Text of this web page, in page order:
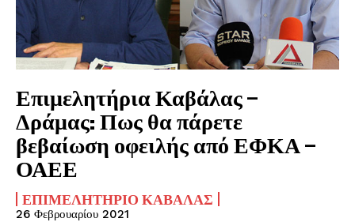
Επιμελητήρια Καβάλας –
Δράμας: Πως θα πάρετε
βεβαίωση οφειλής από ΕΦΚΑ –
ΟΑΕΕ
ΕΠΙΜΕΛΗΤΉΡΙΟ ΚΑΒΆΛΑΣ
26 Φεβρουαρίου 2021